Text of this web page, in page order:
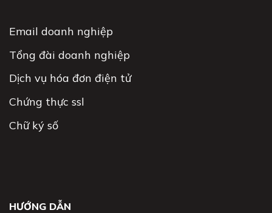
Email doanh nghiệp
Tổng đài doanh nghiệp
Dịch vụ hóa đơn điện tử
Chứng thực ssl
Chữ ký số
HƯỚNG DẪN